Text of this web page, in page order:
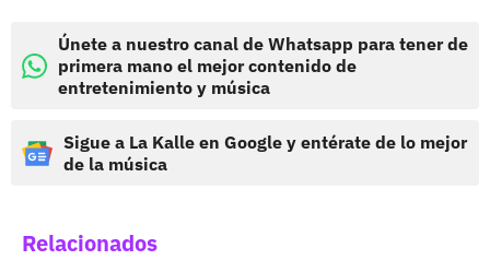
Únete a nuestro canal de Whatsapp para tener de
primera mano el mejor contenido de
entretenimiento y música
Sigue a La Kalle en Google y entérate de lo mejor
de la música
Relacionados